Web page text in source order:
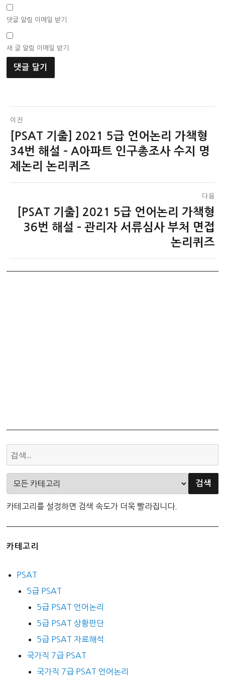
댓글 알림 이메일 받기
새 글 알림 이메일 받기
글
탐
색
이전
이
전
글:
[PSAT 기출] 2021 5급 언어논리 가책형
34번 해설 – A아파트 인구총조사 수지 명
제논리 논리퀴즈
다음
[PSAT 기출] 2021 5급 언어논리 가책형
36번 해설 – 관리자 서류심사 부처 면접
논리퀴즈
카테고리를 설정하면 검색 속도가 더욱 빨라집니다.
카테고리
PSAT
5급 PSAT
5급 PSAT 언어논리
5급 PSAT 상황판단
5급 PSAT 자료해석
국가직 7급 PSAT
국가직 7급 PSAT 언어논리